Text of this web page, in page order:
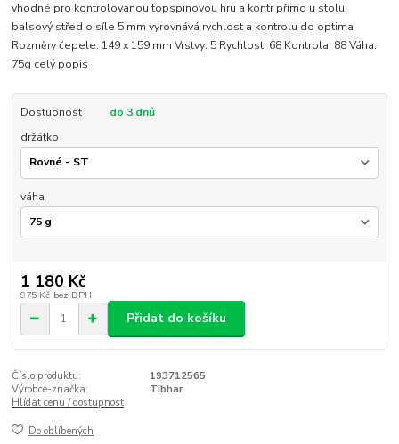
vhodné pro kontrolovanou topspinovou hru a kontr přímo u stolu,
balsový střed o síle 5 mm vyrovnává rychlost a kontrolu do optima
Rozměry čepele: 149 x 159 mm Vrstvy: 5 Rychlost: 68 Kontrola: 88 Váha:
75g celý popis
Dostupnost
do 3 dnů
držátko
váha
1 180 Kč
975 Kč bez DPH
Přidat do košíku
Číslo produktu:
193712565
Výrobce-značka:
Tibhar
Hlídat cenu / dostupnost
Do oblíbených